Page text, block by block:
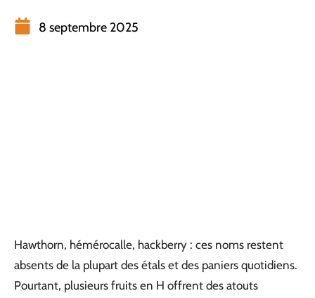
8 septembre 2025
Hawthorn, hémérocalle, hackberry : ces noms restent
absents de la plupart des étals et des paniers quotidiens.
Pourtant, plusieurs fruits en H offrent des atouts